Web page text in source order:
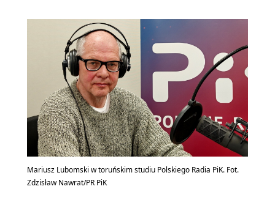
Mariusz Lubomski w toruńskim studiu Polskiego Radia PiK. Fot.
Zdzisław Nawrat/PR PiK